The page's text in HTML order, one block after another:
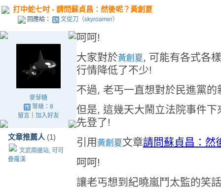
打中蛇七吋 - 請問蘇貞昌：然後呢？黃創夏
回應給： 文從刀（skyroamer）
麥芽糖
等級：8
留言｜ 加入好友
文章推薦人 (1)
文武兩邊站, 可可
疊羅漢
呵呵!
大家對於黃創夏 , 可能有各式各
行情降低了不少!
不過, 老丐一直想對於民進黨
但是, 這幾天大鬧立法院事件
先登了!
引用 黃創夏 文章請問蘇貞昌：然
呵呵!
讓老丐想到紀曉嵐鬥太監的笑